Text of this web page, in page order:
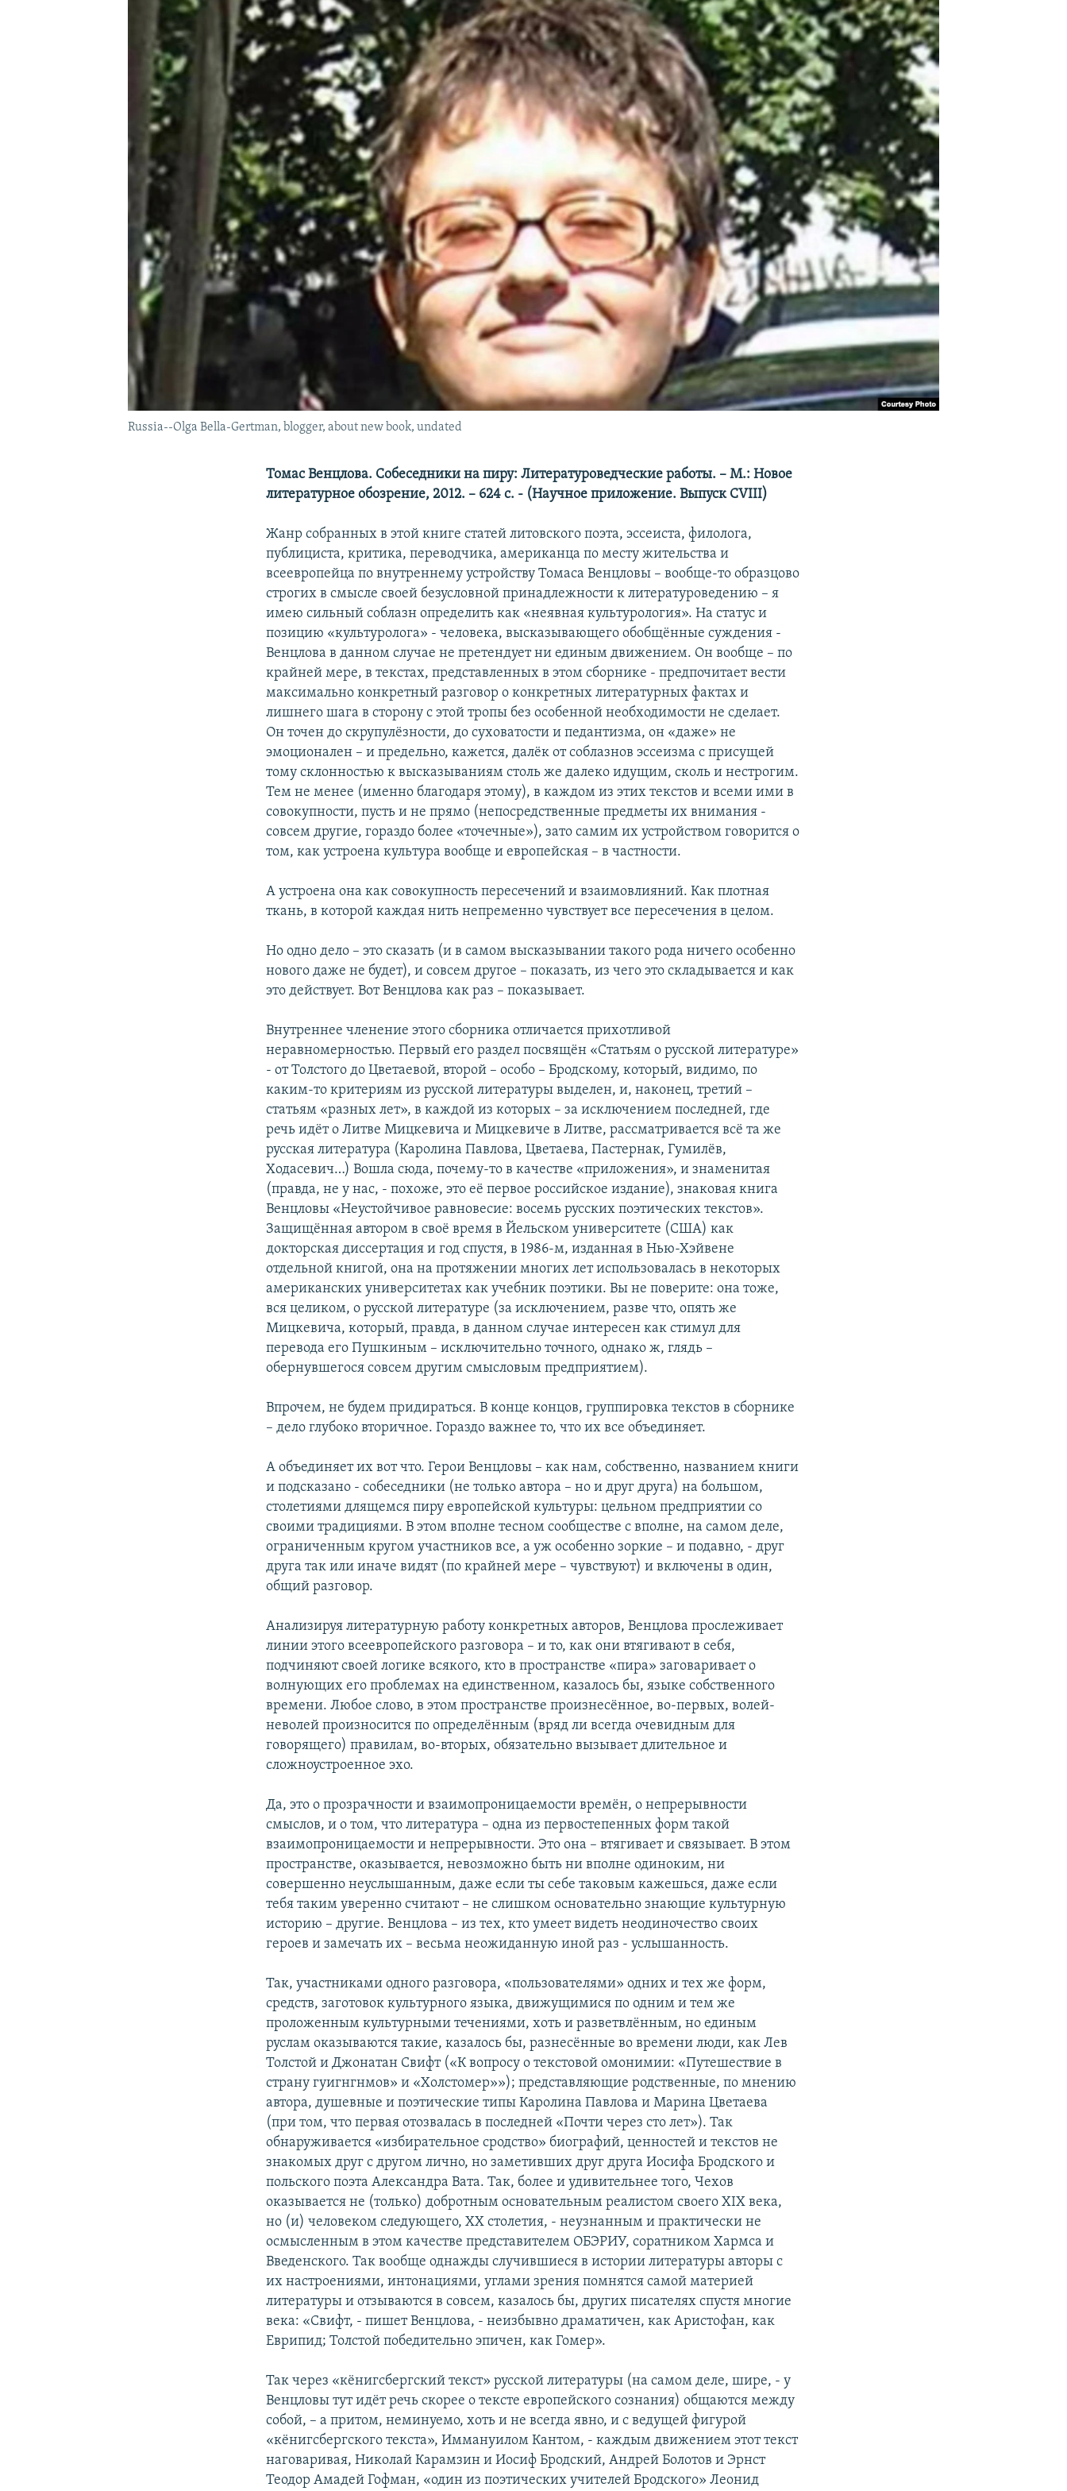
ПОДПИШИТЕСЬ НА РАССЫЛКУ
Russia--Olga Bella-Gertman, blogger, about new book, undated
Томас Венцлова. Собеседники на пиру: Литературоведческие работы. – М.: Новое
литературное обозрение, 2012. – 624 с. - (Научное приложение. Выпуск CVIII)
Жанр собранных в этой книге статей литовского поэта, эссеиста, филолога,
публициста, критика, переводчика, американца по месту жительства и
всеевропейца по внутреннему устройству Томаса Венцловы – вообще-то образцово
строгих в смысле своей безусловной принадлежности к литературоведению – я
имею сильный соблазн определить как «неявная культурология». На статус и
позицию «культуролога» - человека, высказывающего обобщённые суждения -
Венцлова в данном случае не претендует ни единым движением. Он вообще – по
крайней мере, в текстах, представленных в этом сборнике - предпочитает вести
максимально конкретный разговор о конкретных литературных фактах и
лишнего шага в сторону с этой тропы без особенной необходимости не сделает.
Он точен до скрупулёзности, до суховатости и педантизма, он «даже» не
эмоционален – и предельно, кажется, далёк от соблазнов эссеизма с присущей
тому склонностью к высказываниям столь же далеко идущим, сколь и нестрогим.
Тем не менее (именно благодаря этому), в каждом из этих текстов и всеми ими в
совокупности, пусть и не прямо (непосредственные предметы их внимания -
совсем другие, гораздо более «точечные»), зато самим их устройством говорится о
том, как устроена культура вообще и европейская – в частности.
А устроена она как совокупность пересечений и взаимовлияний. Как плотная
ткань, в которой каждая нить непременно чувствует все пересечения в целом.
Но одно дело – это сказать (и в самом высказывании такого рода ничего особенно
нового даже не будет), и совсем другое – показать, из чего это складывается и как
это действует. Вот Венцлова как раз – показывает.
Внутреннее членение этого сборника отличается прихотливой
неравномерностью. Первый его раздел посвящён «Статьям о русской литературе»
- от Толстого до Цветаевой, второй – особо – Бродскому, который, видимо, по
каким-то критериям из русской литературы выделен, и, наконец, третий –
статьям «разных лет», в каждой из которых – за исключением последней, где
речь идёт о Литве Мицкевича и Мицкевиче в Литве, рассматривается всё та же
русская литература (Каролина Павлова, Цветаева, Пастернак, Гумилёв,
Ходасевич…) Вошла сюда, почему-то в качестве «приложения», и знаменитая
(правда, не у нас, - похоже, это её первое российское издание), знаковая книга
Венцловы «Неустойчивое равновесие: восемь русских поэтических текстов».
Защищённая автором в своё время в Йельском университете (США) как
докторская диссертация и год спустя, в 1986-м, изданная в Нью-Хэйвене
отдельной книгой, она на протяжении многих лет использовалась в некоторых
американских университетах как учебник поэтики. Вы не поверите: она тоже,
вся целиком, о русской литературе (за исключением, разве что, опять же
Мицкевича, который, правда, в данном случае интересен как стимул для
перевода его Пушкиным – исключительно точного, однако ж, глядь –
обернувшегося совсем другим смысловым предприятием).
Впрочем, не будем придираться. В конце концов, группировка текстов в сборнике
– дело глубоко вторичное. Гораздо важнее то, что их все объединяет.
А объединяет их вот что. Герои Венцловы – как нам, собственно, названием книги
и подсказано - собеседники (не только автора – но и друг друга) на большом,
столетиями длящемся пиру европейской культуры: цельном предприятии со
своими традициями. В этом вполне тесном сообществе с вполне, на самом деле,
ограниченным кругом участников все, а уж особенно зоркие – и подавно, - друг
друга так или иначе видят (по крайней мере – чувствуют) и включены в один,
общий разговор.
Анализируя литературную работу конкретных авторов, Венцлова прослеживает
линии этого всеевропейского разговора – и то, как они втягивают в себя,
подчиняют своей логике всякого, кто в пространстве «пира» заговаривает о
волнующих его проблемах на единственном, казалось бы, языке собственного
времени. Любое слово, в этом пространстве произнесённое, во-первых, волей-
неволей произносится по определённым (вряд ли всегда очевидным для
говорящего) правилам, во-вторых, обязательно вызывает длительное и
сложноустроенное эхо.
Да, это о прозрачности и взаимопроницаемости времён, о непрерывности
смыслов, и о том, что литература – одна из первостепенных форм такой
взаимопроницаемости и непрерывности. Это она – втягивает и связывает. В этом
пространстве, оказывается, невозможно быть ни вполне одиноким, ни
совершенно неуслышанным, даже если ты себе таковым кажешься, даже если
тебя таким уверенно считают – не слишком основательно знающие культурную
историю – другие. Венцлова – из тех, кто умеет видеть неодиночество своих
героев и замечать их – весьма неожиданную иной раз - услышанность.
Так, участниками одного разговора, «пользователями» одних и тех же форм,
средств, заготовок культурного языка, движущимися по одним и тем же
проложенным культурными течениями, хоть и разветвлённым, но единым
руслам оказываются такие, казалось бы, разнесённые во времени люди, как Лев
Толстой и Джонатан Свифт («К вопросу о текстовой омонимии: «Путешествие в
страну гуигнгнмов» и «Холстомер»»); представляющие родственные, по мнению
автора, душевные и поэтические типы Каролина Павлова и Марина Цветаева
(при том, что первая отозвалась в последней «Почти через сто лет»). Так
обнаруживается «избирательное сродство» биографий, ценностей и текстов не
знакомых друг с другом лично, но заметивших друг друга Иосифа Бродского и
польского поэта Александра Вата. Так, более и удивительнее того, Чехов
оказывается не (только) добротным основательным реалистом своего XIX века,
но (и) человеком следующего, ХХ столетия, - неузнанным и практически не
осмысленным в этом качестве представителем ОБЭРИУ, соратником Хармса и
Введенского. Так вообще однажды случившиеся в истории литературы авторы с
их настроениями, интонациями, углами зрения помнятся самой материей
литературы и отзываются в совсем, казалось бы, других писателях спустя многие
века: «Свифт, - пишет Венцлова, - неизбывно драматичен, как Аристофан, как
Еврипид; Толстой победительно эпичен, как Гомер».
Так через «кёнигсбергский текст» русской литературы (на самом деле, шире, - у
Венцловы тут идёт речь скорее о тексте европейского сознания) общаются между
собой, – а притом, неминуемо, хоть и не всегда явно, и с ведущей фигурой
«кёнигсбергского текста», Иммануилом Кантом, - каждым движением этот текст
наговаривая, Николай Карамзин и Иосиф Бродский, Андрей Болотов и Эрнст
Теодор Амадей Гофман, «один из поэтических учителей Бродского» Леонид